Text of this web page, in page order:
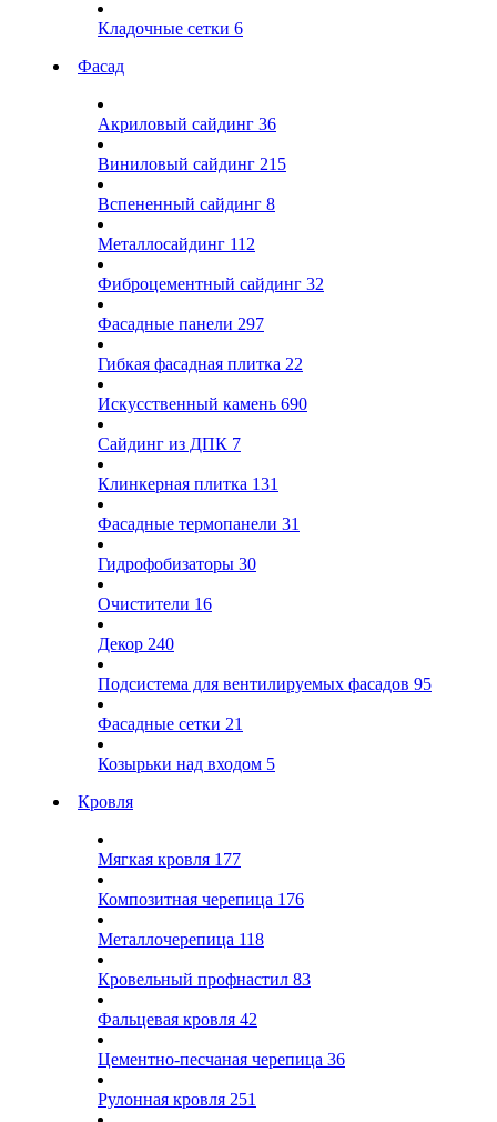
Кладочные сетки 6
Фасад
Акриловый сайдинг 36
Виниловый сайдинг 215
Вспененный сайдинг 8
Металлосайдинг 112
Фиброцементный сайдинг 32
Фасадные панели 297
Гибкая фасадная плитка 22
Искусственный камень 690
Сайдинг из ДПК 7
Клинкерная плитка 131
Фасадные термопанели 31
Гидрофобизаторы 30
Очистители 16
Декор 240
Подсистема для вентилируемых фасадов 95
Фасадные сетки 21
Козырьки над входом 5
Кровля
Мягкая кровля 177
Композитная черепица 176
Металлочерепица 118
Кровельный профнастил 83
Фальцевая кровля 42
Цементно-песчаная черепица 36
Рулонная кровля 251